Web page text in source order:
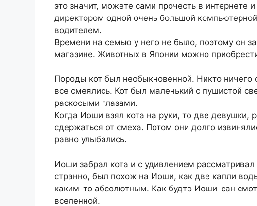
это значит, можете сами прочесть в интернете
директором одной очень большой
водителем.
Времени на семью у него не было, поэтому он
магазине. Животных в Японии можно
Породы кот был необыкновенной. Никто ничего
все смеялись. Кот был маленький с пушистой
раскосыми глазами.
Когда Иоши взял кота на руки, то две девушки,
сдержаться от смеха. Потом они долго
равно улыбались.
Иоши забрал кота и с удивлением
странно, был похож на Иоши, как две капли
каким-то абсолютным. Как будто Иоши-сан
вселенной.